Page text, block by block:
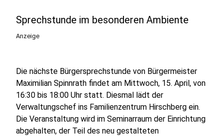
Sprechstunde im besonderen Ambiente
Anzeige
Die nächste Bürgersprechstunde von Bürgermeister
Maximilian Spinnrath findet am Mittwoch, 15. April, von
16:30 bis 18:00 Uhr statt. Diesmal lädt der
Verwaltungschef ins Familienzentrum Hirschberg ein.
Die Veranstaltung wird im Seminarraum der Einrichtung
abgehalten, der Teil des neu gestalteten